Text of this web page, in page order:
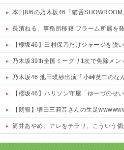
本日8/6の乃木坂46「猫舌
長濱ねる、事務所移籍 フラーム所属を
【櫻坂46】田村保乃だけジャージを脱
乃木坂39th全国ミーグリ1次で免除メン＋池田・一
乃木坂46 池田瑛紗出演「小峠英二のなんて美だ！」テー
【櫻坂46】ハリソン守屋「ゆーづのせ
【朗報】増田三莉音さんの生足
筒井あやめ、アレをチラリ。こういう